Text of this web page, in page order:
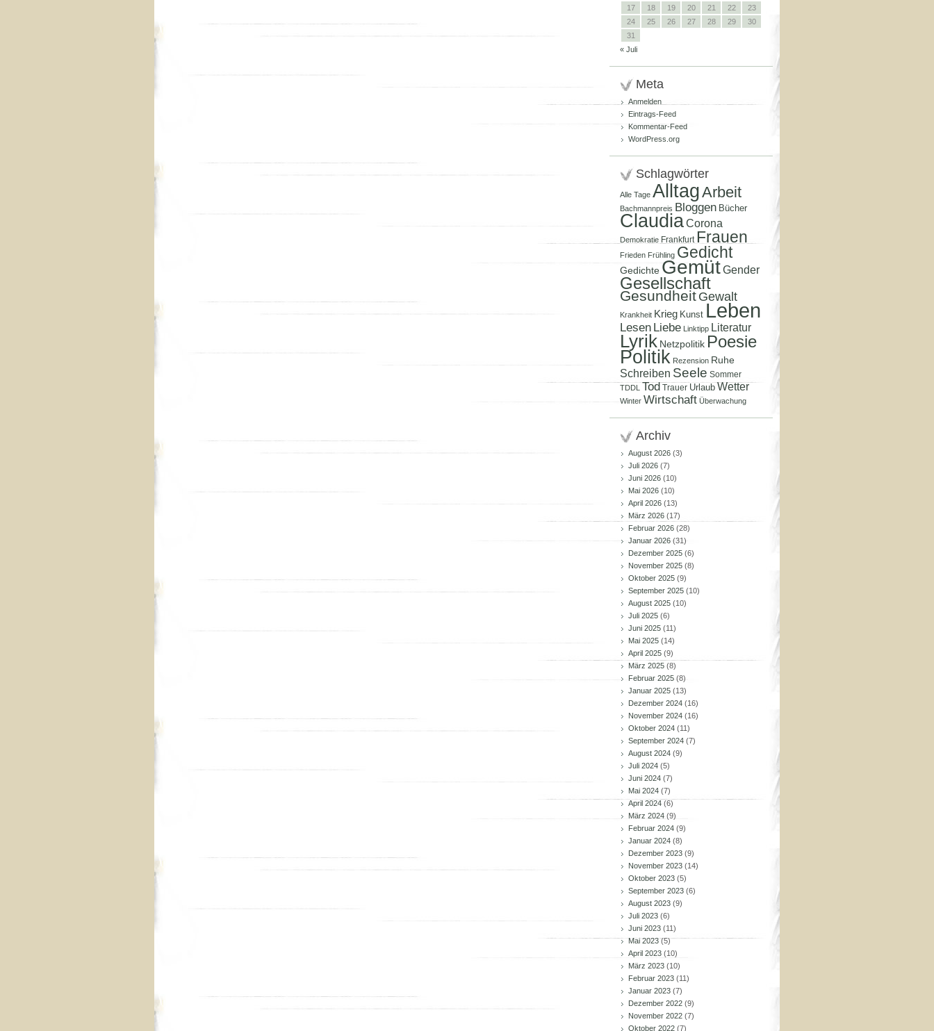
17
18 19 20 21 22
23
24
25 26 27 28 29
30
31
« Juli
Meta
Anmelden
Eintrags-Feed
Kommentar-Feed
WordPress.org
Schlagwörter
Alle Tage AlltagArbeit
Bachmannpreis Bloggen Bücher
ClaudiaCorona
Demokratie Frankfurt Frauen
Frieden Frühling Gedicht
Gedichte GemütGender
Gesellschaft
Gesundheit Gewalt
Krankheit Krieg Kunst Leben
Lesen Liebe Linktipp Literatur
Lyrik Netzpolitik Poesie
Politik Rezension Ruhe
Schreiben Seele Sommer
TDDL Tod Trauer Urlaub Wetter
Winter Wirtschaft Überwachung
Archiv
August 2026 (3)
Juli 2026 (7)
Juni 2026 (10)
Mai 2026 (10)
April 2026 (13)
März 2026 (17)
Februar 2026 (28)
Januar 2026 (31)
Dezember 2025 (6)
November 2025 (8)
Oktober 2025 (9)
September 2025 (10)
August 2025 (10)
Juli 2025 (6)
Juni 2025 (11)
Mai 2025 (14)
April 2025 (9)
März 2025 (8)
Februar 2025 (8)
Januar 2025 (13)
Dezember 2024 (16)
November 2024 (16)
Oktober 2024 (11)
September 2024 (7)
August 2024 (9)
Juli 2024 (5)
Juni 2024 (7)
Mai 2024 (7)
April 2024 (6)
März 2024 (9)
Februar 2024 (9)
Januar 2024 (8)
Dezember 2023 (9)
November 2023 (14)
Oktober 2023 (5)
September 2023 (6)
August 2023 (9)
Juli 2023 (6)
Juni 2023 (11)
Mai 2023(5)
April 2023 (10)
März 2023 (10)
Februar 2023 (11)
Januar 2023 (7)
Dezember 2022 (9)
November 2022 (7)
Oktober 2022 (7)